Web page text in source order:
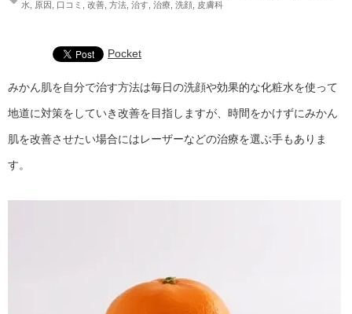
水
原因 口コミ 改善 方法 治す 治療 洗顔 皮膚科
Pocket
みかん肌を自分で治す方法は毎日の洗顔や効果的な化粧水を使って
地道に対策をしていき改善を目指しますが、時間をかけずにみかん
肌を改善させたい場合にはレーザーなどの治療を選ぶ手もありま
す。